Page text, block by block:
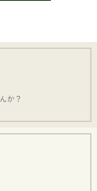
か？